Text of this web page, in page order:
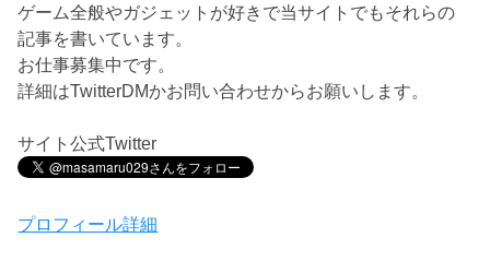
ゲーム全般やガジェットが好きで当サイトでもそれらの
記事を書いています。
お仕事募集中です。
詳細はTwitterDMかお問い合わせからお願いします。
サイト公式Twitter
プロフィール詳細